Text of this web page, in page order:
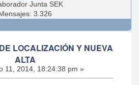
Junta SEK
Mensajes: 3.326
LOCALIZACIÓN Y NUEVA
ALTA
11, 2014, 18:24:38 pm »